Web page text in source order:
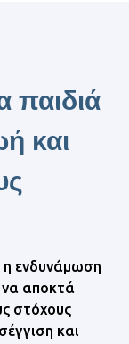
παιδιά
και
η ενδυνάμωση
να αποκτά
στόχους
και